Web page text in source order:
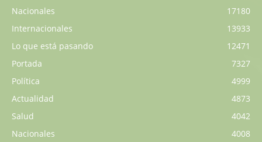
Nacionales
17180
Internacionales
13933
Lo que está pasando
12471
Portada
7327
Política
4999
Actualidad
4873
Salud
4042
Nacionales
4008